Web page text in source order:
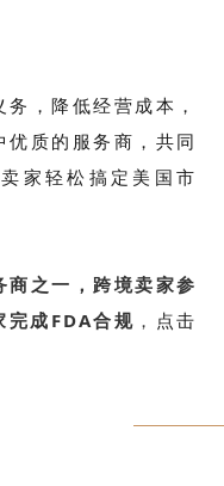
，降低经营成本，
质的服务商，共同
家轻松搞定美国市
之一，跨境卖家参
完成FDA合规 ， 点击